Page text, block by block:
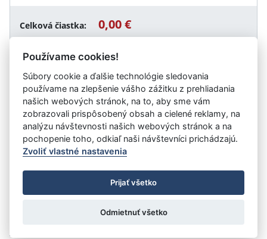
Celková čiastka: 0,00 €
Návrat späť
Vystavil: Hornooravská nemocnica s poliklinikou Trstená
Úrad vlády SR
- Všetky práva vyhradené
Prehlásenie o prístupnosti
Zmluvy do 31.12.2010
Nastavenia cookies
: Aglo Solutions
Používame cookies!
Súbory cookie a ďalšie technológie sledovania
používame na zlepšenie vášho zážitku z prehliadania
našich webových stránok, na to, aby sme vám
zobrazovali prispôsobený obsah a cielené reklamy, na
analýzu návštevnosti našich webových stránok a na
pochopenie toho, odkiaľ naši návštevníci prichádzajú.
Zvoliť vlastné nastavenia
Prijať všetko
Odmietnuť všetko